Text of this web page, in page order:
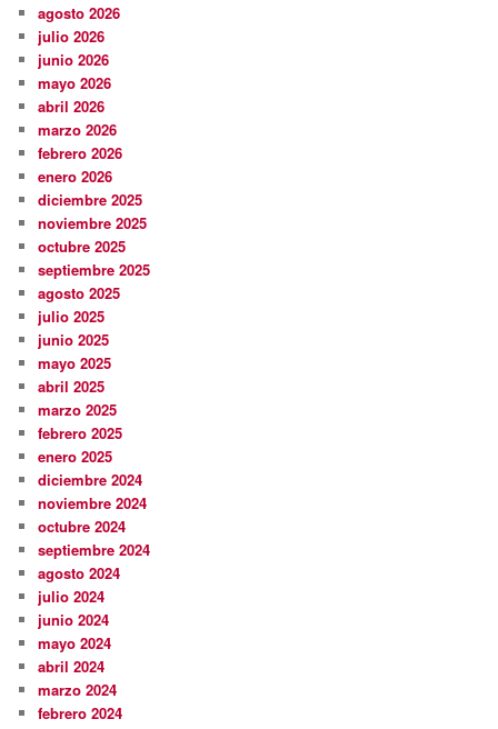
agosto 2026
julio 2026
junio 2026
mayo 2026
abril 2026
marzo 2026
febrero 2026
enero 2026
diciembre 2025
noviembre 2025
octubre 2025
septiembre 2025
agosto 2025
julio 2025
junio 2025
mayo 2025
abril 2025
marzo 2025
febrero 2025
enero 2025
diciembre 2024
noviembre 2024
octubre 2024
septiembre 2024
agosto 2024
julio 2024
junio 2024
mayo 2024
abril 2024
marzo 2024
febrero 2024